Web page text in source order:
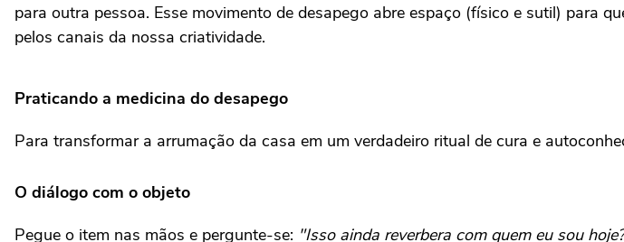
para outra pessoa. Esse movimento de desapego abre espaço (físico e sutil) para
pelos canais da nossa criatividade.
Praticando a medicina do desapego
Para transformar a arrumação da casa em um verdadeiro ritual de cura e
O diálogo com o objeto
Pegue o item nas mãos e pergunte-se: "Isso ainda reverbera com quem eu sou